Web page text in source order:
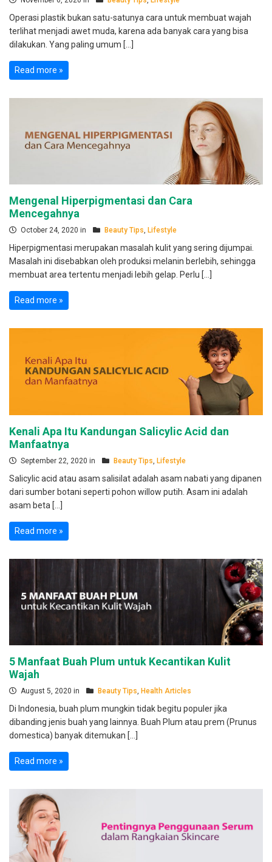
Operasi plastik bukan satu-satunya cara untuk membuat wajah
terlihat menjadi awet muda, karena ada banyak cara yang bisa
dilakukan. Yang paling umum […]
Read more »
Mengenal Hiperpigmentasi dan Cara
Mencegahnya
October 24, 2020 in Beauty Tips, Lifestyle
Hiperpigmentasi merupakan masalah kulit yang sering dijumpai.
Masalah ini disebabkan oleh produksi melanin berlebih, sehingga
membuat area tertentu menjadi lebih gelap. Perlu […]
Read more »
Kenali Apa Itu Kandungan Salicylic Acid dan
Manfaatnya
September 22, 2020 in Beauty Tips Lifestyle
Salicylic acid atau asam salisilat adalah asam nabati yang dipanen
dari sumber botani seperti pohon willow putih. Asam ini adalah
asam beta […]
Read more »
5 Manfaat Buah Plum untuk Kecantikan Kulit
Wajah
August 5, 2020 in Beauty Tips, Health Articles
Di Indonesia, buah plum mungkin tidak begitu populer jika
dibanding jenis buah yang lainnya. Buah Plum atau prem (Prunus
domestica) banyak ditemukan […]
Read more »